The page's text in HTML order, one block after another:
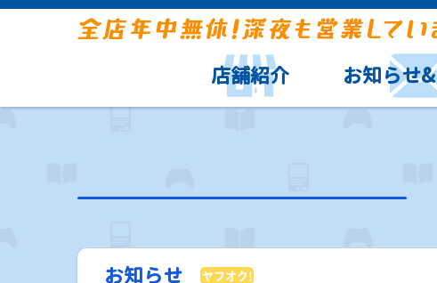
店舗紹介 お知らせ
お知らせ